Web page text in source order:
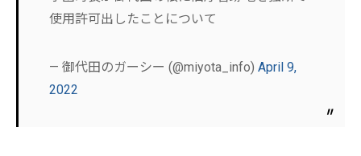
使用許可出したことについて
— 御代田のガーシー (@miyota_info)April 9,
2022